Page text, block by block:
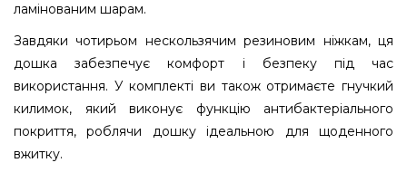
ламінованим шарам.
Завдяки чотирьом нескользячим резиновим ніжкам, ця
дошка забезпечує комфорт і безпеку під час
використання. У комплекті ви також отримаєте гнучкий
килимок, який виконує функцію антибактеріального
покриття, роблячи дошку ідеальною для щоденного
вжитку.